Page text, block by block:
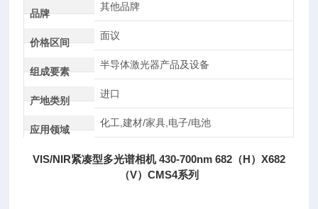
品牌
其他品牌
价格区间
面议
组成要素
半导体激光器产品及设备
产地类别
进口
应用领域
化工,建材/家具,电子/电池
VIS/NIR紧凑型多光谱相机 430-700nm 682（H）X682
（V）CMS4系列